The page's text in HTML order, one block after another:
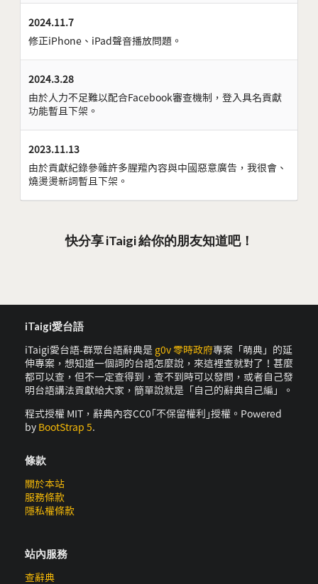
2024.11.7
修正iPhone、iPad聲音播放問題。
2024.3.28
由於人力不足難以配合Facebook審查機制，登入具名貢獻
功能暫且下架。
2023.11.13
由於貢獻紀錄參雜許多腥羶內容與中國惡意廣告，我很會、
燒燙燙新詞暫且下架。
快分享 iTaigi 給你的朋友知道吧！
iTaigi愛台語
iTaigi愛台語-群眾台語辭典是 g0v 零時政府專案「萌典」的延
伸專案，想知道一個詞的台語怎麼說，來這裡查就對了！甚麼
都可以查，但不一定查得到，查不到時可以發問，或者自己發
明台語講法貢獻給大家，簡單說就是「自己的辭典自己編」。
程式授權 MIT，辭典內容CC0｢不保留權利｣授權。Powered
by BootStrap 5.
條款
關於本站
服務條款
隱私權條款
站內服務
查辭典